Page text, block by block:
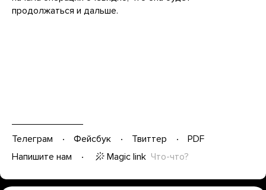
продолжаться и дальше.
Телеграм Фейсбук Твиттер
PDF
Напишите нам
Magic link Что-что?